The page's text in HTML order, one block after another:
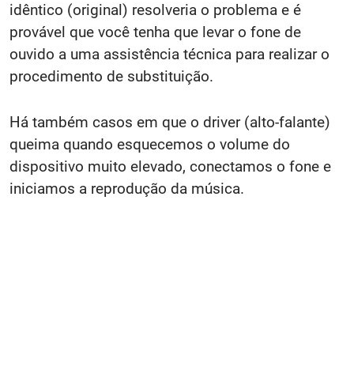
idêntico (original) resolveria o problema e é
provável que você tenha que levar o fone de
ouvido a uma assistência técnica para realizar o
procedimento de substituição.
Há também casos em que o driver (alto-falante)
queima quando esquecemos o volume do
dispositivo muito elevado, conectamos o fone e
iniciamos a reprodução da música.